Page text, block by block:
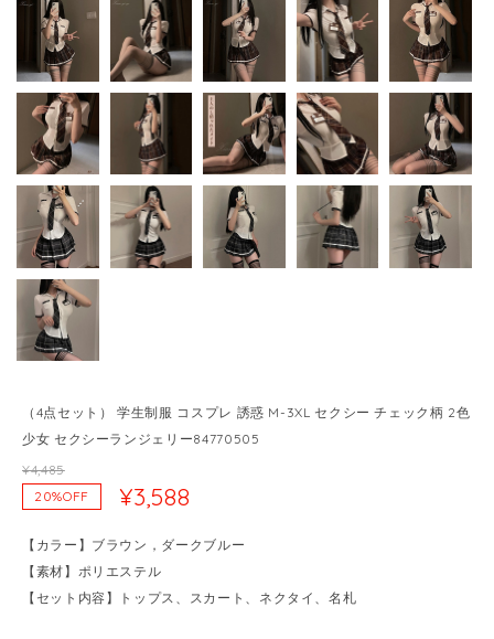
（4点セット） 学生制服 コスプレ 誘惑 M-3XL セクシー チェック柄 2色
少女 セクシーランジェリー84770505
¥4,485
20%OFF
¥3,588
【カラー】ブラウン，ダークブルー
【素材】ポリエステル
【セット内容】トップス、スカート、ネクタイ、名札